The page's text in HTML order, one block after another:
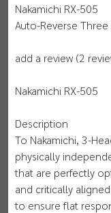
Nakamichi RX-505
Auto-Reverse
add a review (2
Nakamichi RX-505
Description
To Nakamichi, 3-
physically
that are perfectly
and critically
to ensure flat